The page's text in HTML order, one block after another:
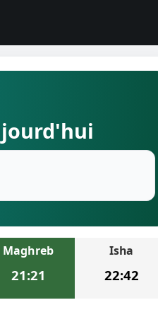
Maghreb
21:21
Isha
22:42